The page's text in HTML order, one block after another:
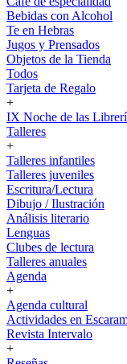
Bebidas con Alcohol
Te en Hebras
Jugos y Prensados
Objetos de la Tienda
Todos
Tarjeta de Regalo
+
IX Noche de las
Talleres
+
Talleres infantiles
Talleres juveniles
Escritura/Lectura
Dibujo / Ilustración
Análisis literario
Lenguas
Clubes de lectura
Talleres anuales
Agenda
+
Agenda cultural
Actividades en
Revista Intervalo
+